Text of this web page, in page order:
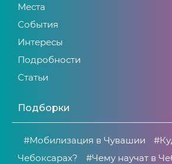
Места
События
Интересы
Подробности
Статьи
Подборки
#Мобилизация в Чувашии
Чебоксарах?
#Чему научат в